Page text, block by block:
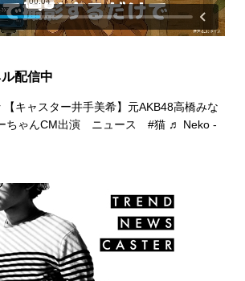
配信中
【キャスター井手美希】元AKB48高橋みな
ちゃんCM出演 ニュース #猫 ♬ Neko -